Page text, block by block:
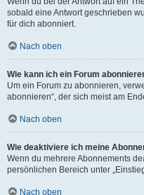
sobald eine Antwort geschrieben
für dich abonniert.
Nach oben
Wie kann ich ein Forum
Um ein Forum zu abonnieren,
abonnieren“, der sich meist am
Nach oben
Wie deaktiviere ich meine
Wenn du mehrere Abonnements
persönlichen Bereich unter
Nach oben